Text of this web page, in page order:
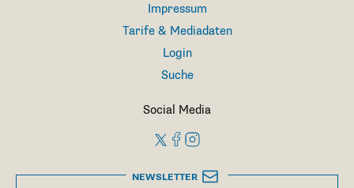
Impressum
Tarife & Mediadaten
Login
Suche
Social Media
NEWSLETTER